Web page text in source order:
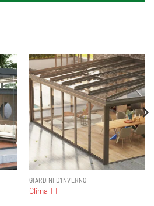
GIARDINI D'INVERNO
Clima TT